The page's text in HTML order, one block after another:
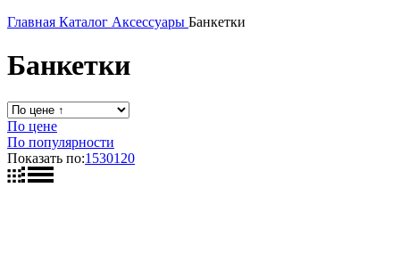
Главная Каталог Аксессуары Банкетки
Банкетки
По цене
По популярности
Показать по:1530120